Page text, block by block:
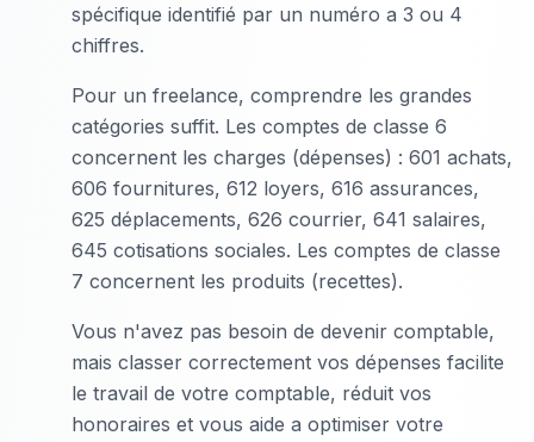
spécifique identifié par un numéro a 3 ou 4
chiffres.
Pour un freelance, comprendre les grandes
catégories suffit. Les comptes de classe 6
concernent les charges (dépenses) : 601 achats,
606 fournitures, 612 loyers, 616 assurances,
625 déplacements, 626 courrier, 641 salaires,
645 cotisations sociales. Les comptes de classe
7 concernent les produits (recettes).
Vous n'avez pas besoin de devenir comptable,
mais classer correctement vos dépenses facilite
le travail de votre comptable, réduit vos
honoraires et vous aide a optimiser votre